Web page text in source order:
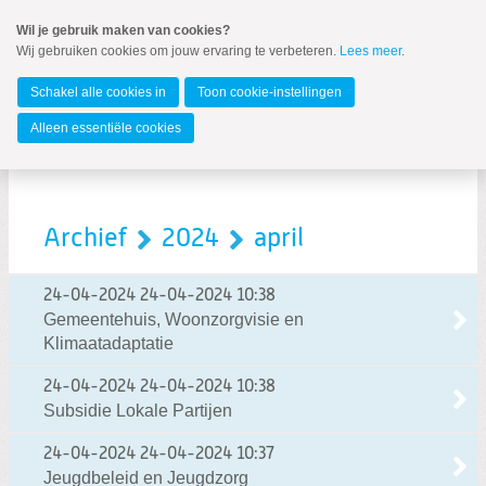
naar
Spring
de
inhoud
Spring
naar
De Ronde Venen
MENU
Zoeken:
Archief 2024 april
24-04-2024 24-04-2024 10:38
Gemeentehuis, Woonzorgvisie en
Klimaatadaptatie
24-04-2024 24-04-2024 10:38
Subsidie Lokale Partijen
24-04-2024 24-04-2024 10:37
Jeugdbeleid en Jeugdzorg
Wil je gebruik maken van cookies?
Wij gebruiken cookies om jouw ervaring te verbeteren. Lees meer.
Schakel alle cookies in Toon cookie-instellingen
Alleen essentiële cookies